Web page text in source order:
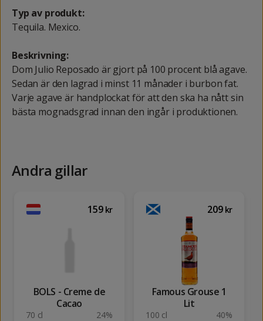
Typ av produkt:
Tequila. Mexico.
Beskrivning:
Dom Julio Reposado är gjort på 100 procent blå agave.
Sedan är den lagrad i minst 11 månader i burbon fat.
Varje agave är handplockat för att den ska ha nått sin
bästa mognadsgrad innan den ingår i produktionen.
Andra gillar
159 kr
BOLS - Creme de
Cacao
70 cl 24%
209 kr
Famous Grouse 1
Lit
100 cl 40%